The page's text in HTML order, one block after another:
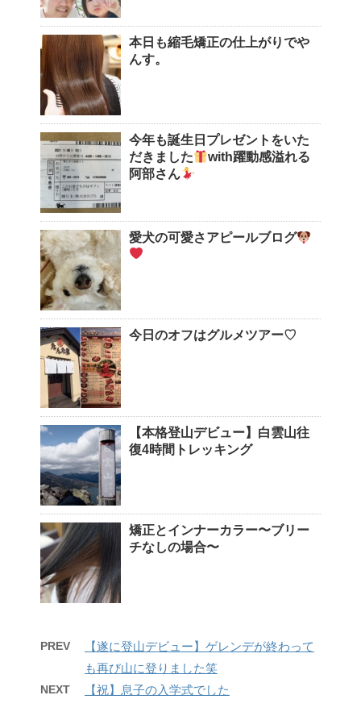
本日も縮毛矯正の仕上がりでや
んす。
今年も誕生日プレゼントをいた
だきました
with躍動感溢れる
阿部さん
愛犬の可愛さアピールブログ
今日のオフはグルメツアー♡
【本格登山デビュー】白雲山往
復4時間トレッキング
矯正とインナーカラー〜ブリー
チなしの場合〜
PREV
【遂に登山デビュー】ゲレンデが終わって
も再び山に登りました笑
NEXT 【祝】息子の入学式でした